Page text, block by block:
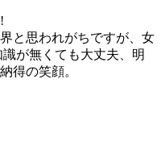
と思われがちですが、女
が無くても大丈夫、明
得の笑顔。